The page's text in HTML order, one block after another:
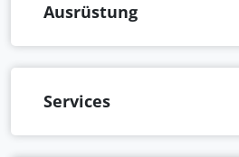
Ausrüstung
Services